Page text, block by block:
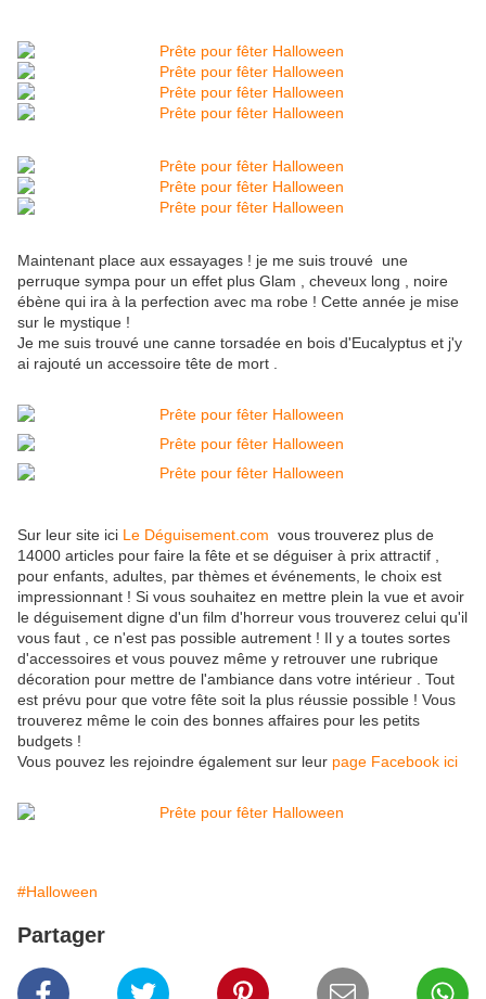
Maintenant place aux essayages ! je me suis trouvé une
perruque sympa pour un effet plus Glam , cheveux long , noire
ébène qui ira à la perfection avec ma robe ! Cette année je mise
sur le mystique !
Je me suis trouvé une canne torsadée en bois d'Eucalyptus et j'y
ai rajouté un accessoire tête de mort .
Sur leur site ici Le Déguisement.com vous trouverez plus de
14000 articles pour faire la fête et se déguiser à prix attractif ,
pour enfants, adultes, par thèmes et événements, le choix est
impressionnant ! Si vous souhaitez en mettre plein la vue et avoir
le déguisement digne d'un film d'horreur vous trouverez celui qu'il
vous faut , ce n'est pas possible autrement ! Il y a toutes sortes
d'accessoires et vous pouvez même y retrouver une rubrique
décoration pour mettre de l'ambiance dans votre intérieur . Tout
est prévu pour que votre fête soit la plus réussie possible ! Vous
trouverez même le coin des bonnes affaires pour les petits
budgets !
Vous pouvez les rejoindre également sur leur page Facebook ici
#Halloween
Partager